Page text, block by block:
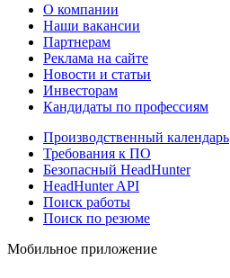
О компании
Наши вакансии
Партнерам
Реклама на сайте
Новости и статьи
Инвесторам
Кандидаты по профессиям
Производственный календарь
Требования к ПО
Безопасный HeadHunter
HeadHunter API
Поиск работы
Поиск по резюме
Мобильное приложение